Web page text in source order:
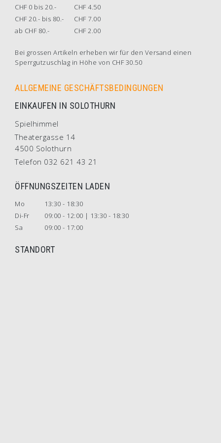
CHF 0 bis 20.-
CHF 4.50
CHF 20.- bis 80.-
CHF 7.00
ab CHF 80.-
CHF 2.00
Bei grossen Artikeln erheben wir für den Versand einen
Sperrgutzuschlag in Höhe von CHF 30.50
ALLGEMEINE GESCHÄFTSBEDINGUNGEN
EINKAUFEN IN SOLOTHURN
Spielhimmel
Theatergasse 14
4500 Solothurn
Telefon 032 621 43 21
ÖFFNUNGSZEITEN LADEN
Mo
13:30 - 18:30
Di-Fr
09:00 - 12:00 | 13:30 - 18:30
Sa
09:00 - 17:00
STANDORT